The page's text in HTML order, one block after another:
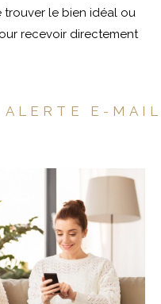
trouver le bien idéal ou
recevoir directement
ALERTE E-
Piscine